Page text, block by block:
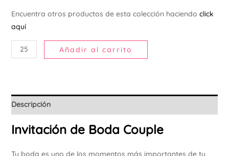
Encuentra otros productos de esta colección haciendo click
aquí
Añadir al carrito
Descripción
Invitación de Boda Couple
Tu boda es uno de los momentos más importantes de tu